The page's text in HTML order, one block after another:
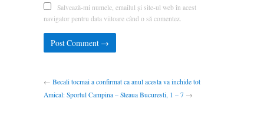
Salvează-mi numele, emailul și site-ul web în acest
navigator pentru data viitoare când o să comentez.
← Becali tocmai a confirmat ca anul acesta va inchide tot
Amical: Sportul Campina – Steaua Bucuresti, 1 – 7 →